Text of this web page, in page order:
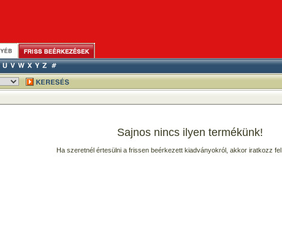
Sajnos nincs ilyen termékünk!
Ha szeretnél értesülni a frissen beérkezett kiadványokról, akkor iratkozz fel